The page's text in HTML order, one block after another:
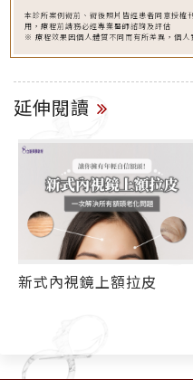
本診所案例術前、術後照片皆經患者同意授權
用，療程前請務必經專業醫師諮詢及評估
※ 療程效果因個人體質不同而有所差異，個人
延伸閱讀
新式內視鏡上額拉皮